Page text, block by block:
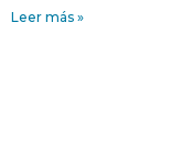
Leer más »